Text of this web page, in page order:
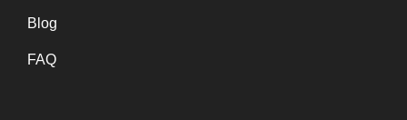
Blog
FAQ